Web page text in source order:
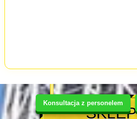
Konsultacja z personelem
SKLEP